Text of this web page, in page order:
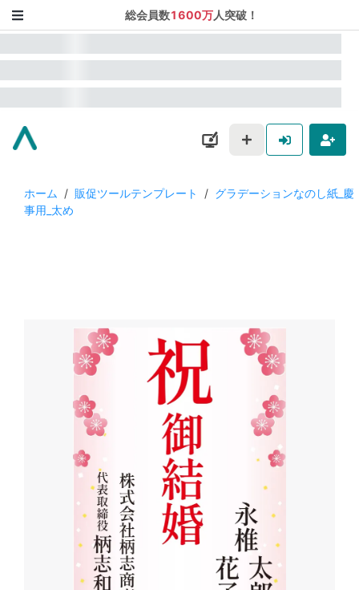
総会員数1600万人突破！
ホーム / 販促ツールテンプレート / グラデーションなのし紙_慶
事用_太め